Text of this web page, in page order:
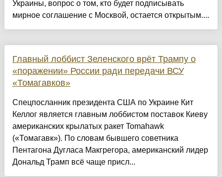
Украины, вопрос о том, кто будет подписывать
мирное соглашение с Москвой, остается открытым....
Главный лоббист Зеленского врёт Трампу о
«‎поражении» России ради передачи ВСУ
«Томагавков»
Спецпосланник президента США по Украине Кит
Келлог является главным лоббистом поставок Киеву
американских крылатых ракет Tomahawk
(«Томагавк»). По словам бывшего советника
Пентагона Дугласа Макгрегора, американский лидер
Дональд Трамп всё чаще присл...